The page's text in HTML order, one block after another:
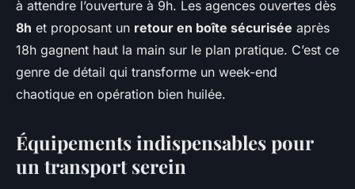
à attendre l’ouverture à 9h. Les agences ouvertes dès
8h et proposant un retour en boîte sécurisée après
18h gagnent haut la main sur le plan pratique. C’est ce
genre de détail qui transforme un week-end
chaotique en opération bien huilée.
Équipements indispensables pour
un transport serein